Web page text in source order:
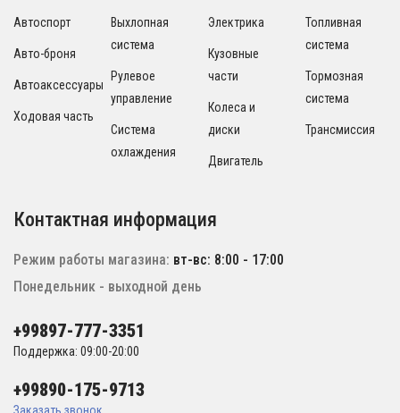
Автоспорт
Авто-броня
Автоаксессуары
Ходовая часть
Выхлопная
система
Рулевое
управление
Система
охлаждения
Электрика
Кузовные
части
Колеса и
диски
Двигатель
Топливная
система
Тормозная
система
Трансмиссия
Контактная информация
Режим работы магазина: вт-вс: 8:00 - 17:00
Понедельник - выходной день
+99897-777-3351
Поддержка: 09:00-20:00
+99890-175-9713